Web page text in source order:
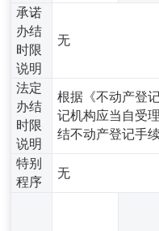
承诺
办结
时限
说明
无
法定
办结
时限
说明
根据《不动产登
记机构应当自受
结不动产登记手
特别
程序
无